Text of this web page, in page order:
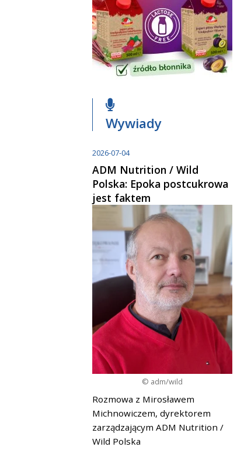
Wywiady
2026-07-04
ADM Nutrition / Wild
Polska: Epoka postcukrowa
jest faktem
© adm/wild
Rozmowa z Mirosławem
Michnowiczem, dyrektorem
zarządzającym ADM Nutrition /
Wild Polska